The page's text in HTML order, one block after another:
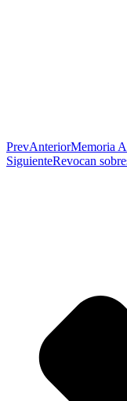
PrevAnteriorMemoria
SiguienteRevocan